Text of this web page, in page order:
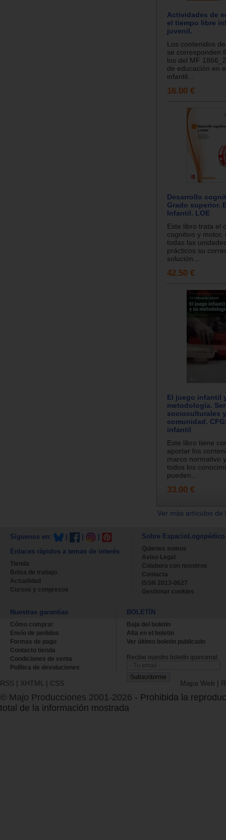
Actividades de
el tiempo libre
juvenil.
Los contenidos
se corresponden
los del MF
de educación en
infantil...
16.00 €
Desarrollo
Grado superior.
Infantil. LOE
Este libro trata el
cognitivo y motor,
todas las
prácticos su
solución....
42.50 €
El juego infantil
metodología.
socioculturales
comunidad.
infantil
Este libro tiene
aportar los
marco normativo
todos los
pueden...
33.00 €
Ver más artículos
Síguenos en:
Enlaces rápidos a temas de interés
Tienda
Bolsa de trabajo
Actualidad
Cursos y congresos
Sobre EspacioLogopédico
Quienes somos
Aviso Legal
Colabora con nosotros
Contacta
ISSN 2013-0627
Gestionar cookies
Nuestras garantías
Cómo comprar
Envío de pedidos
Formas de pago
Contacto tienda
Condiciones de venta
Política de devoluciones
BOLETÍN
Baja del boletin
Alta en el boletin
Ver último boletin publicado
Recibe nuestro boletín quincenal.
RSS | XHTML | CSS Mapa Web |
© Majo Producciones 2001-2026 - Prohibida la
total de la información mostrada